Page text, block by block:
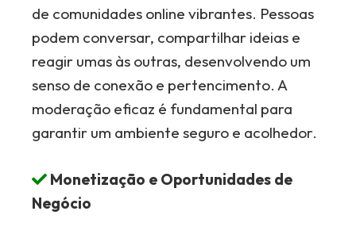
de comunidades online vibrantes. Pessoas
podem conversar, compartilhar ideias e
reagir umas às outras, desenvolvendo um
senso de conexão e pertencimento. A
moderação eficaz é fundamental para
garantir um ambiente seguro e acolhedor.
Monetização e Oportunidades de
Negócio